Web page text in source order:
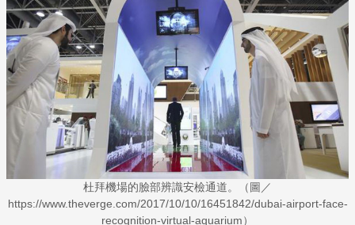
杜拜機場的臉部辨識安檢通道。（圖／
https://www.theverge.com/2017/10/10/16451842/dubai-airport-face-
recognition-virtual-aquarium）